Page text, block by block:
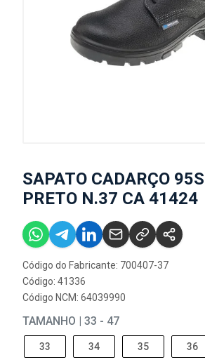
SAPATO CADARÇO
PRETO N.37 CA 41424
Código do Fabricante: 700407-37
Código: 41336
Código NCM: 64039990
TAMANHO | 33 - 47
33 34 35 36